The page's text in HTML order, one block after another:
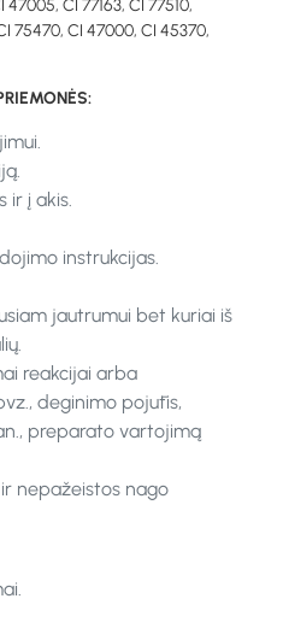
47005, CI 77163, CI 77510,
75470, CI 47000, CI 45370,
ir į akis.
instrukcijas.
jautrumui bet kuriai iš
reakcijai arba
deginimo pojūtis,
preparato vartojimą
nepažeistos nago